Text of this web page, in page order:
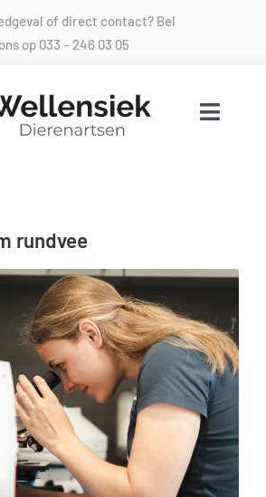
of direct contact? Bel
ons op 033 – 246 03 05
Toggle
rundvee